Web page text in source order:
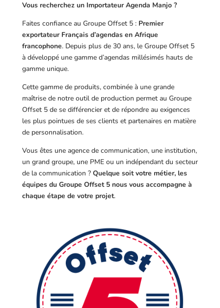
Vous recherchez un Importateur Agenda Manjo ?
Faites confiance au Groupe Offset 5 : Premier
exportateur Français d’agendas en Afrique
francophone. Depuis plus de 30 ans, le Groupe Offset 5
à développé une gamme d’agendas millésimés hauts de
gamme unique.
Cette gamme de produits, combinée à une grande
maîtrise de notre outil de production permet au Groupe
Offset 5 de se différencier et de répondre au exigences
les plus pointues de ses clients et partenaires en matière
de personnalisation.
Vous êtes une agence de communication, une institution,
un grand groupe, une PME ou un indépendant du secteur
de la communication ? Quelque soit votre métier, les
équipes du Groupe Offset 5 nous vous accompagne à
chaque étape de votre projet.